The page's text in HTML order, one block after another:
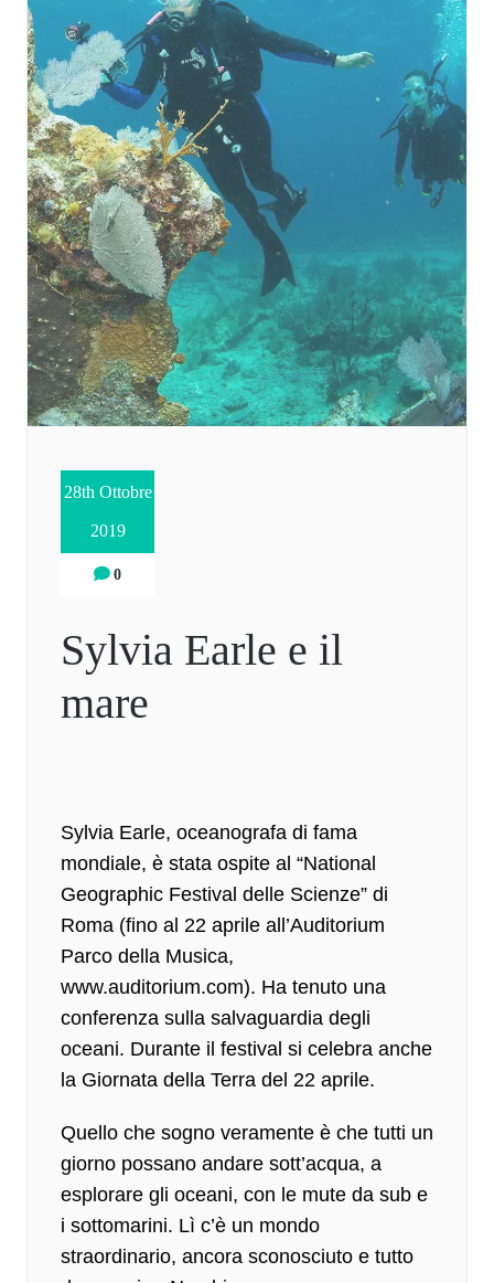
28th Ottobre
2019
0
Sylvia Earle e il
mare
Sylvia Earle, oceanografa di fama
mondiale, è stata ospite al “National
Geographic Festival delle Scienze” di
Roma (fino al 22 aprile all’Auditorium
Parco della Musica,
www.auditorium.com). Ha tenuto una
conferenza sulla salvaguardia degli
oceani. Durante il festival si celebra anche
la Giornata della Terra del 22 aprile.
Quello che sogno veramente è che tutti un
giorno possano andare sott’acqua, a
esplorare gli oceani, con le mute da sub e
i sottomarini. Lì c’è un mondo
straordinario, ancora sconosciuto e tutto